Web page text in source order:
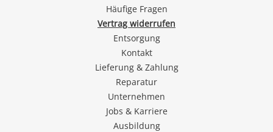
Häufige Fragen
Vertrag widerrufen
Entsorgung
Kontakt
Lieferung & Zahlung
Reparatur
Unternehmen
Jobs & Karriere
Ausbildung